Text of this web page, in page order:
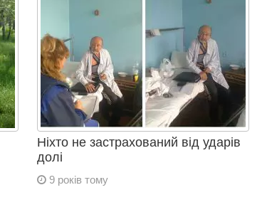
Ніхто не застрахований від ударів
долі
9 років тому